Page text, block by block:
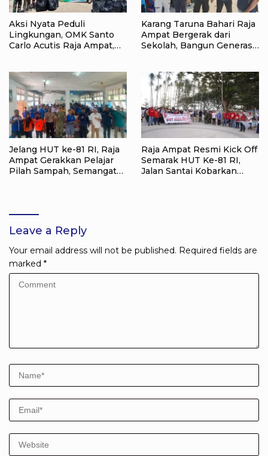
Aksi Nyata Peduli
Lingkungan, OMK Santo
Carlo Acutis Raja Ampat,
Karang Taruna Bahari Raja
Ampat Bergerak dari
Sekolah, Bangun Generasi
Jelang HUT ke-81 RI, Raja
Ampat Gerakkan Pelajar
Pilah Sampah, Semangat
Raja Ampat Resmi Kick Off
Semarak HUT Ke-81 RI,
Jalan Santai Kobarkan
Leave a Reply
Your email address will not be published. Required fields are
marked *